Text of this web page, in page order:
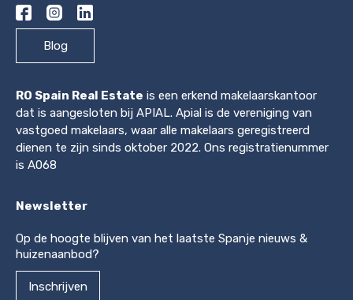
Blog
RO Spain Real Estate is een erkend makelaarskantoor
dat is aangesloten bij APIAL. Apial is de vereniging van
vastgoed makelaars, waar alle makelaars geregistreerd
dienen te zijn sinds oktober 2022. Ons registratienummer
is A068
Newsletter
Op de hoogte blijven van het laatste Spanje nieuws &
huizenaanbod?
Inschrijven